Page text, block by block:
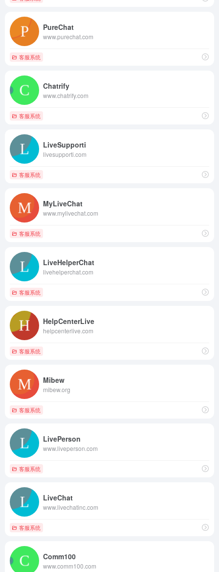
PureChat
www.purechat.com
客服系统
Chatrify
www.chatrify.com
客服系统
LiveSupporti
livesupporti.com
客服系统
MyLiveChat
www.mylivechat.com
客服系统
LiveHelperChat
livehelperchat.com
客服系统
HelpCenterLive
helpcenterlive.com
客服系统
Mibew
mibew.org
客服系统
LivePerson
www.liveperson.com
客服系统
LiveChat
www.livechatinc.com
客服系统
Comm100
www.comm100.com